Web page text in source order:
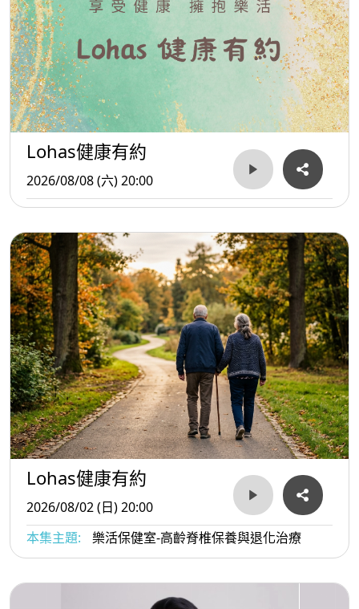
Lohas健康有約
2026/08/08 (六) 20:00
Lohas健康有約
2026/08/02 (日) 20:00
本集主題:
樂活保健室-高齡脊椎保養與退化治療